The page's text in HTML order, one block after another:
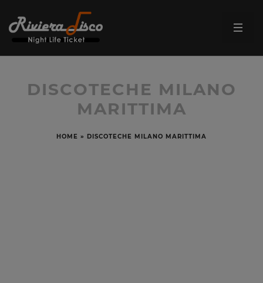
DISCOTECHE MILANO
MARITTIMA
HOME » DISCOTECHE MILANO MARITTIMA